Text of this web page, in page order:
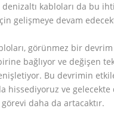
kabloları da bu
gelişmeye devam
görünmez bir
bağlıyor ve değişen
Bu devrimin
hissediyoruz ve gelecekte
görevi daha da artacaktır.